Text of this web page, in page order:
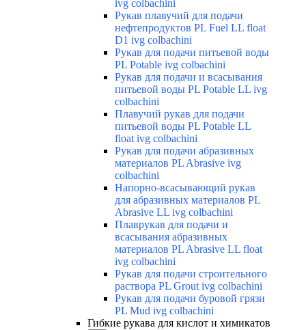
ivg colbachini
Рукав плавучий для подачи
нефтепродуктов PL Fuel LL float
D1 ivg colbachini
Рукав для подачи питьевой воды
PL Potable ivg colbachini
Рукав для подачи и всасывания
питьевой воды PL Potable LL ivg
colbachini
Плавучий рукав для подачи
питьевой воды PL Potable LL
float ivg colbachini
Рукав для подачи абразивных
материалов PL Abrasive ivg
colbachini
Напорно-всасывающий рукав
для абразивных материалов PL
Abrasive LL ivg colbachini
Плаврукав для подачи и
всасывания абразивных
материалов PL Abrasive LL float
ivg colbachini
Рукав для подачи строительного
раствора PL Grout ivg colbachini
Рукав для подачи буровой грязи
PL Mud ivg colbachini
Гибкие рукава для кислот и химикатов